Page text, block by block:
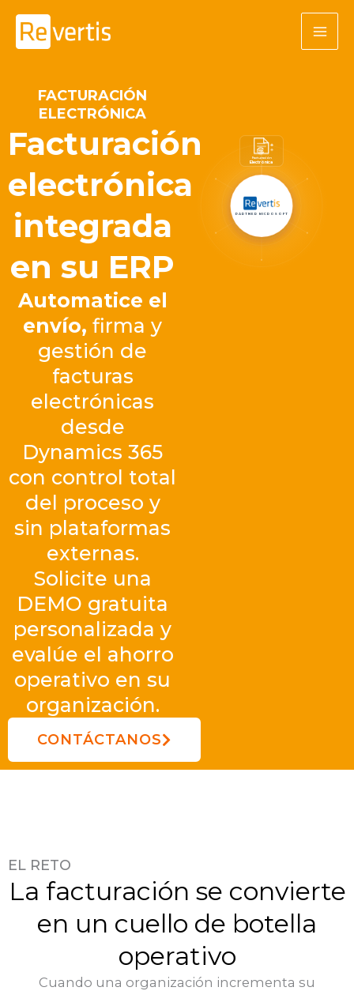
contenido
FACTURACIÓN
ELECTRÓNICA
Facturación
electrónica
integrada
en su ERP
Automatice el
envío, firma y
gestión de
facturas
electrónicas
desde
Dynamics 365
con control total
del proceso y
sin plataformas
externas.
Solicite una
DEMO gratuita
personalizada y
evalúe el ahorro
operativo en su
organización.
CONTÁCTANOS
Facturación
Electrónica
PARTNER MICROSOFT
EL RETO
La facturación se convierte
en un cuello de botella
operativo
Cuando una organización incrementa su